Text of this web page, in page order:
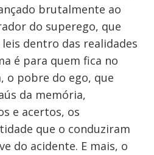
brutalmente ao
do superego, que
dentro das realidades
é para quem fica no
o pobre do ego, que
da memória,
e acertos, os
que o conduziram
do acidente. E mais, o